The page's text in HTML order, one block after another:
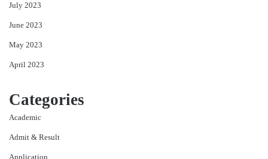
July 2023
June 2023
May 2023
April 2023
Categories
Academic
Admit & Result
Application